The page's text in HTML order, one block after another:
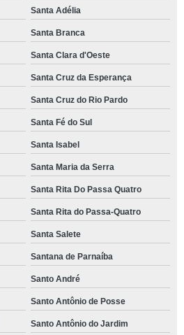
Santa Adélia
Santa Branca
Santa Clara d'Oeste
Santa Cruz da Esperança
Santa Cruz do Rio Pardo
Santa Fé do Sul
Santa Isabel
Santa Maria da Serra
Santa Rita Do Passa Quatro
Santa Rita do Passa-Quatro
Santa Salete
Santana de Parnaíba
Santo André
Santo Antônio de Posse
Santo Antônio do Jardim